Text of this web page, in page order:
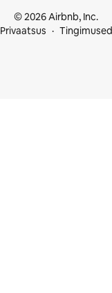
© 2026 Airbnb, Inc.
Privaatsus
Tingimused